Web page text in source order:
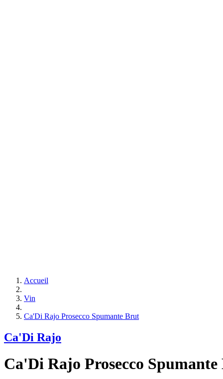
Accueil
Vin
Ca'Di Rajo Prosecco Spumante Brut
Ca'Di Rajo
Ca'Di Rajo Prosecco